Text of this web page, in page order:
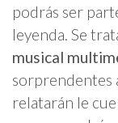
podrás ser
leyenda. Se
musical
sorprendentes
relatarán le